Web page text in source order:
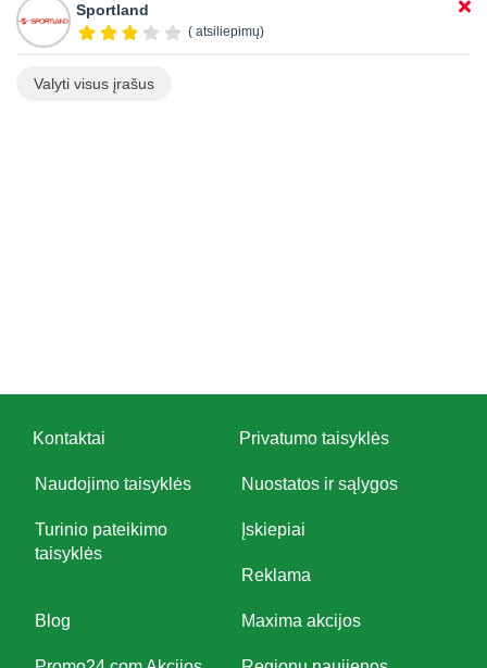
Sportland
( atsiliepimų)
Valyti visus įrašus
Kontaktai Privatumo taisyklės
Naudojimo taisyklės Nuostatos ir sąlygos
Turinio pateikimo
taisyklės
Įskiepiai
Reklama
Blog Maxima akcijos